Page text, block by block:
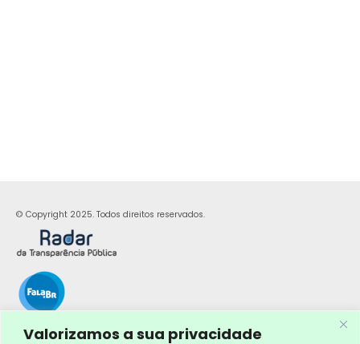
Valorizamos a sua privacidade
© Copyright 2025. Todos direitos reservados.